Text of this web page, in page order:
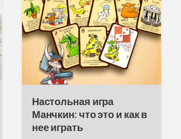
Настольная игра
Манчкин: что это и как в
нее играть